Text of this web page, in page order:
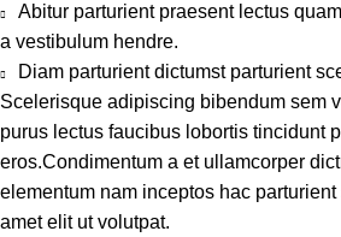
Abitur parturient praesent lectus
a vestibulum hendre.
Diam parturient dictumst parturient
Scelerisque adipiscing bibendum sem
purus lectus faucibus lobortis tincidunt
eros.Condimentum a et ullamcorper
elementum nam inceptos hac
amet elit ut volutpat.